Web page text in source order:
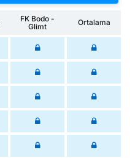
FK Bodo -
Glimt
Ortalama